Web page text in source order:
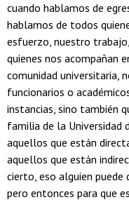
cuando hablamos de
hablamos de todos
esfuerzo, nuestro
quienes nos acompañan
comunidad universitaria,
funcionarios o
instancias, sino también
familia de la Universidad
aquellos que están
aquellos que están
cierto, eso alguien puede
pero entonces para que